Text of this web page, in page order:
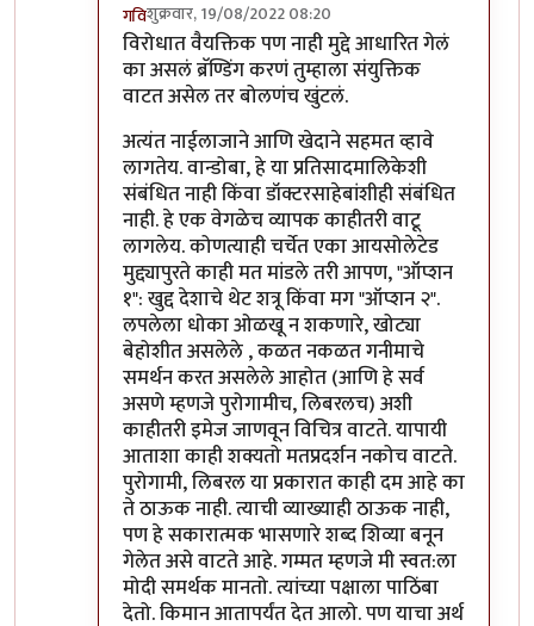
गविशुक्रवार, 19/08/2022 08:20
In reply toआमचं सोडा डॉक्टरbyजेम्स वांड
विरोधात वैयक्तिक पण नाही मुद्दे आधारित गेलं
का असलं ब्रॅण्डिंग करणं तुम्हाला संयुक्तिक
वाटत असेल तर बोलणंच खुंटलं.
अत्यंत नाईलाजाने आणि खेदाने सहमत व्हावे
लागतेय. वान्डोबा, हे या प्रतिसादमालिकेशी
संबंधित नाही किंवा डॉक्टरसाहेबांशीही संबंधित
नाही. हे एक वेगळेच व्यापक काहीतरी वाटू
लागलेय. कोणत्याही चर्चेत एका आयसोलेटेड
मुद्द्यापुरते काही मत मांडले तरी आपण, "ऑप्शन
१": खुद्द देशाचे थेट शत्रू किंवा मग "ऑप्शन २".
लपलेला धोका ओळखू न शकणारे, खोट्या
बेहोशीत असलेले , कळत नकळत गनीमाचे
समर्थन करत असलेले आहोत (आणि हे सर्व
असणे म्हणजे पुरोगामीच, लिबरलच) अशी
काहीतरी इमेज जाणवून विचित्र वाटते. यापायी
आताशा काही शक्यतो मतप्रदर्शन नकोच वाटते.
पुरोगामी, लिबरल या प्रकारात काही दम आहे का
ते ठाऊक नाही. त्याची व्याख्याही ठाऊक नाही,
पण हे सकारात्मक भासणारे शब्द शिव्या बनून
गेलेत असे वाटते आहे. गम्मत म्हणजे मी स्वत:ला
मोदी समर्थक मानतो. त्यांच्या पक्षाला पाठिंबा
देतो. किमान आतापर्यंत देत आलो. पण याचा अर्थ